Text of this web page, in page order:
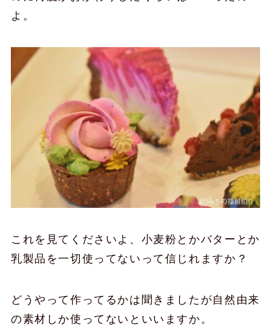
よ。
これを見てくださいよ、小麦粉とかバターとか
乳製品を一切使ってないって信じれますか？
どうやって作ってるかは聞きましたが自然由来
の素材しか使ってないといいますか。